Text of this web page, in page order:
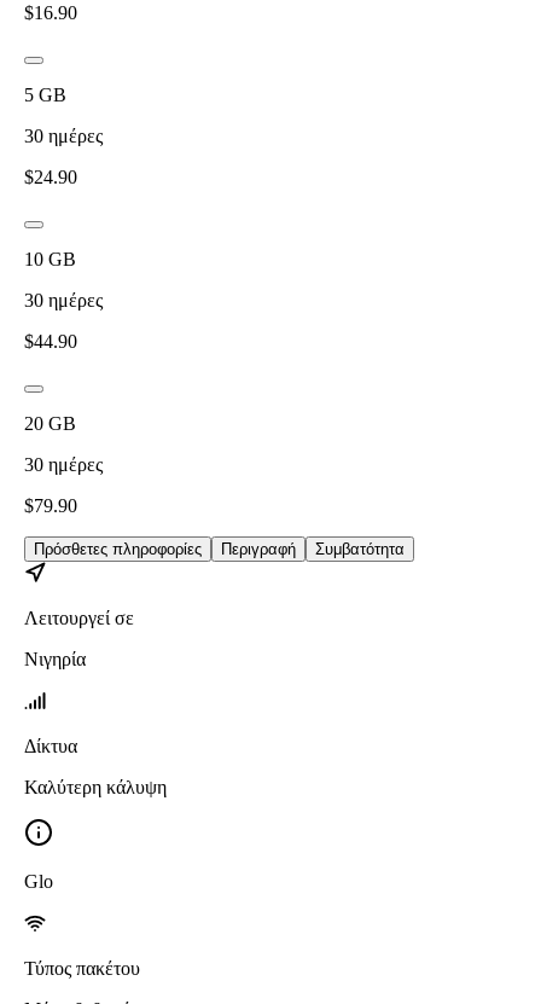
$16.90
5 GB
30 ημέρες
$24.90
10 GB
30 ημέρες
$44.90
20 GB
30 ημέρες
$79.90
Πρόσθετες πληροφορίες Περιγραφή Συμβατότητα
Λειτουργεί σε
Νιγηρία
Δίκτυα
Καλύτερη κάλυψη
Glo
Τύπος πακέτου